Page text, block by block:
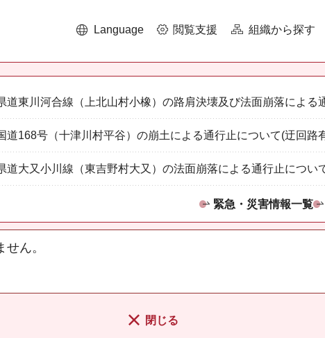
Language 閲覧支援 組織から探す
道東川河合線（上北山村小橡）の路肩決壊及び法面崩落による
道168号（十津川村平谷）の崩土による通行止について(迂回路
道大又小川線（東吉野村大又）の法面崩落による通行止につい
緊急・災害情報一覧
ん。
閉じる